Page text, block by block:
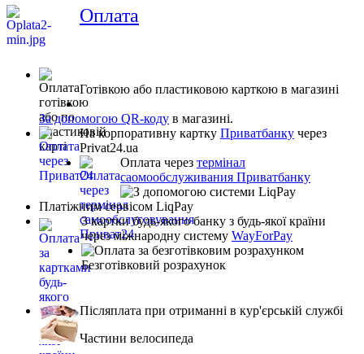
Оплата
Готівкою або пластиковою карткою в магазині
За допомогою QR-коду в магазині.
На корпоративну картку Приватбанку через
Privat24.ua
Оплата через термінал
саомообслуживания Приватбанку
Платіжним сервісом LiqPay
З картки будь-якого банку з будь-якої країни
через міжнародну систему WayForPay
Безготівковий розрахунок
Післяплата при отриманні в кур'єрській службі
Частини велосипеда